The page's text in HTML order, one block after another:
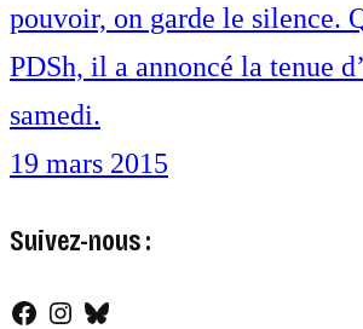
pouvoir, on garde le silence.
PDSh, il a annoncé la tenue
samedi.
19 mars 2015
Suivez-nous :
Facebook
Instagram
Bluesky